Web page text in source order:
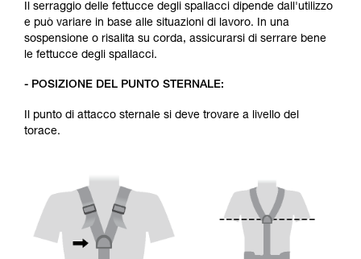
Il serraggio delle fettucce degli spallacci dipende dall'utilizzo
e può variare in base alle situazioni di lavoro. In una
sospensione o risalita su corda, assicurarsi di serrare bene
le fettucce degli spallacci.
- POSIZIONE DEL PUNTO STERNALE:
Il punto di attacco sternale si deve trovare a livello del
torace.